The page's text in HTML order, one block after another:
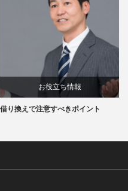
お役立ち情報
借り換えで注意すべきポイント